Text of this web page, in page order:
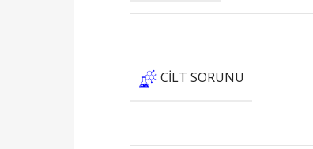
CILT SORUNU